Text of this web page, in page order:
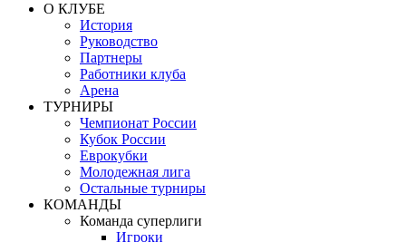
О КЛУБЕ
История
Руководство
Партнеры
Работники клуба
Арена
ТУРНИРЫ
Чемпионат России
Кубок России
Еврокубки
Молодежная лига
Остальные турниры
КОМАНДЫ
Команда суперлиги
Игроки